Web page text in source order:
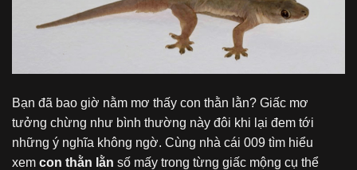
Bạn đã bao giờ nằm mơ thấy con thằn lằn? Giấc mơ
tưởng chừng như bình thường này đôi khi lại đem tới
những ý nghĩa không ngờ. Cùng nhà cái 009 tìm hiểu
xem con thằn lằn số mấy trong từng giấc mộng cụ thể